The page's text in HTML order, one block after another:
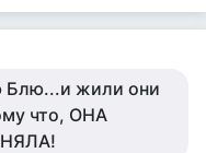
Блю...и жили они
что, ОНА